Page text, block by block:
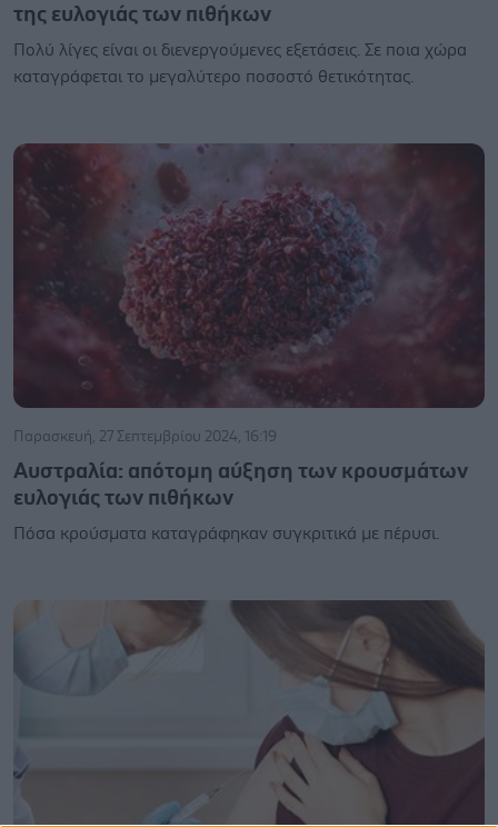
της ευλογιάς των πιθήκων
Πολύ λίγες είναι οι διενεργούμενες εξετάσεις. Σε ποια χώρα
καταγράφεται το μεγαλύτερο ποσοστό θετικότητας.
Παρασκευή, 27 Σεπτεμβρίου 2024, 16:19
Αυστραλία: απότομη αύξηση των κρουσμάτων
ευλογιάς των πιθήκων
Πόσα κρούσματα καταγράφηκαν συγκριτικά με πέρυσι.